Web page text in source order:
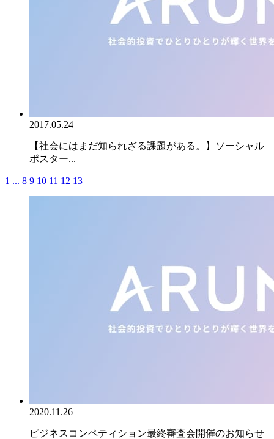
2017.05.24
【社会にはまだ知られざる課題がある。】ソーシャル
ポスター...
1 ... 8 9 10 11 12 13
2020.11.26
ビジネスコンペティション最終審査会開催のお知らせ